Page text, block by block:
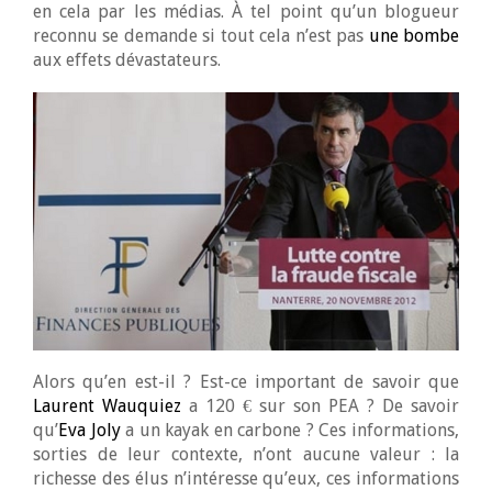
en cela par les médias. À tel point qu’un blogueur
reconnu se demande si tout cela n’est pas une bombe
aux effets dévastateurs.
Alors qu’en est-il ? Est-ce important de savoir que
Laurent Wauquiez a 120 € sur son PEA ? De savoir
qu’Eva Jolya un kayak en carbone ? Ces informations,
sorties de leur contexte, n’ont aucune valeur : la
richesse des élus n’intéresse qu’eux, ces informations